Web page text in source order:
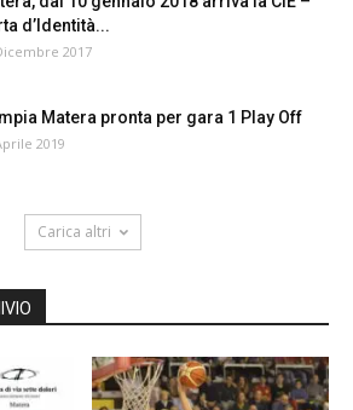
d’Identità...
2017
Matera pronta per gara 1 Play Off
2019
Carica altri